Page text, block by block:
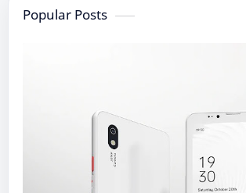
Popular Posts